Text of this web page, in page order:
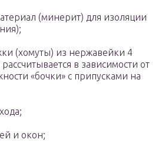
(минерит) для изоляции
(хомуты) из нержавейки 4
в зависимости от
«бочки» с припусками на
и окон;